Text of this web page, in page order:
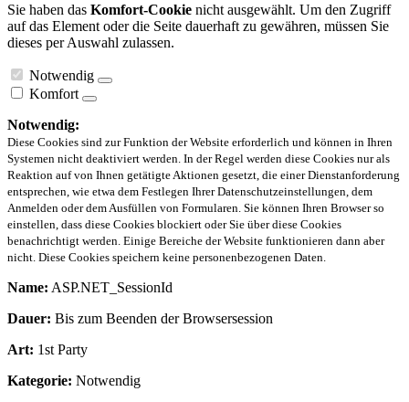
Sie haben das Komfort-Cookie nicht ausgewählt. Um den Zugriff
auf das Element oder die Seite dauerhaft zu gewähren, müssen Sie
dieses per Auswahl zulassen.
Notwendig
Komfort
Notwendig:
Diese Cookies sind zur Funktion der Website erforderlich und können in Ihren
Systemen nicht deaktiviert werden. In der Regel werden diese Cookies nur als
Reaktion auf von Ihnen getätigte Aktionen gesetzt, die einer Dienstanforderung
entsprechen, wie etwa dem Festlegen Ihrer Datenschutzeinstellungen, dem
Anmelden oder dem Ausfüllen von Formularen. Sie können Ihren Browser so
einstellen, dass diese Cookies blockiert oder Sie über diese Cookies
benachrichtigt werden. Einige Bereiche der Website funktionieren dann aber
nicht. Diese Cookies speichern keine personenbezogenen Daten.
Name: ASP.NET_SessionId
Dauer: Bis zum Beenden der Browsersession
Art: 1st Party
Kategorie: Notwendig